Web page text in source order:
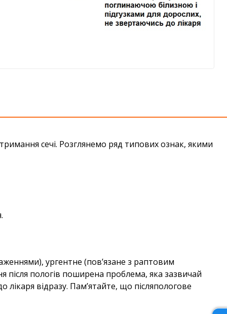
сечі. Розглянемо ряд типових ознак, якими
ургентне (пов’язане з раптовим
пологів поширена проблема, яка зазвичай
лікаря відразу. Пам’ятайте, що післяпологове